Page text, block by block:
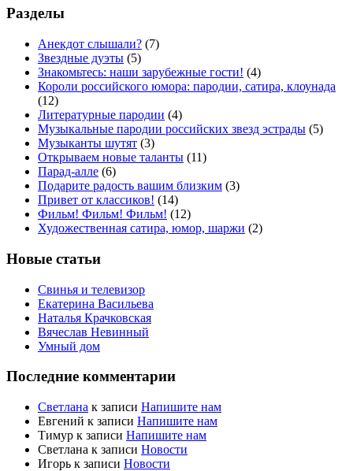
Разделы
Анекдот слышали? (7)
Звездные дуэты (5)
Знакомьтесь: наши зарубежные гости! (4)
Короли российского юмора: пародии, сатира, клоунада
(12)
Литературные пародии (4)
Музыкальные пародии российских звезд эстрады (5)
Музыканты шутят (3)
Открываем новые таланты (11)
Парад-алле (6)
Подарите радость вашим близким (3)
Привет от классиков! (14)
Фильм! Фильм! Фильм! (12)
Художественная сатира, юмор, шаржи (2)
Новые статьи
Свинья и телевизор
Екатерина Васильева
Наталья Крачковская
Вячеслав Невинный
Умный дом
Последние комментарии
Светлана к записи Напишите нам
Евгений к записи Напишите нам
Тимур к записи Напишите нам
Светлана к записи Новости
Игорь к записи Новости